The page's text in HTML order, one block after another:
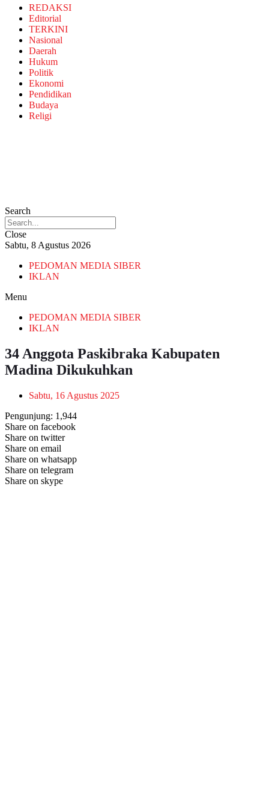
REDAKSI
Editorial
TERKINI
Nasional
Daerah
Hukum
Politik
Ekonomi
Pendidikan
Budaya
Religi
Search
Close
Sabtu, 8 Agustus 2026
PEDOMAN MEDIA SIBER
IKLAN
Menu
PEDOMAN MEDIA SIBER
IKLAN
34 Anggota Paskibraka Kabupaten
Madina Dikukuhkan
Sabtu, 16 Agustus 2025
Pengunjung: 1,944
Share on facebook
Share on twitter
Share on email
Share on whatsapp
Share on telegram
Share on skype